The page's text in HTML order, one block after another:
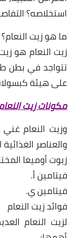
استخلاصه؟
ما هو زيت النعام؟
زيت النعام هو
تتواجد في بطن
على هيئة
مكونات زيت
وزيت النعام
والعناصر
زيوت أوميغا المختلفة
فيتامين أ.
فيتامين ي.
فوائد زيت النعام
لزيت النعام